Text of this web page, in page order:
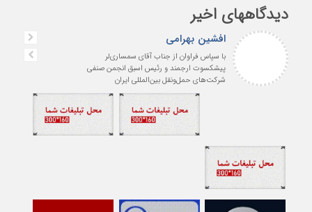
دیدگاههای اخیر
افشین بهرامی
با سپاس فراوان از جناب آقای سمساری‌لر
پیشکسوت ارجمند و رئیس اسبق انجمن صنفی
شرکت‌های حمل‌ونقل بین‌المللی ایران